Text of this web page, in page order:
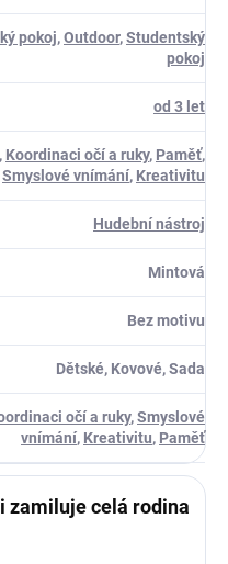
pokoj,Outdoor,Studentský
pokoj
od 3 let
, Koordinaci očí a ruky, Paměť,
Smyslové vnímání, Kreativitu
Hudební nástroj
Mintová
Bez motivu
Dětské, Kovové, Sada
očí a ruky,Smyslové
vnímání, Kreativitu, Paměť
zamiluje celá rodina